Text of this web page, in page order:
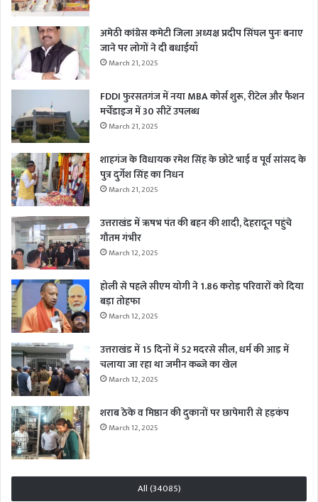
अमेठी कांग्रेस कमेटी जिला अध्यक्ष प्रदीप सिंघल पुनः बनाए
जाने पर लोगों ने दी बधाईयाँ
March 21, 2025
FDDI फुरसतगंज में नया MBA कोर्स शुरू, रीटेल और फैशन
मर्चेंडाइज में 30 सीटें उपलब्ध
March 21, 2025
शाहगंज के विधायक रमेश सिंह के छोटे भाई व पूर्व सांसद के
पुत्र दुर्गेश सिंह का निधन
March 21, 2025
उत्तराखंड में ऋषभ पंत की बहन की शादी, देहरादून पहुंचे
गौतम गंभीर
March 12, 2025
होली से पहले सीएम योगी ने 1.86 करोड़ परिवारों को दिया
बड़ा तोहफा
March 12, 2025
उत्तराखंड में 15 दिनों में 52 मदरसे सील, धर्म की आड़ में
चलाया जा रहा था जमीन कब्जे का खेल
March 12, 2025
शराब ठेके व मिष्ठान की दुकानों पर छापेमारी से हड़कंप
March 12, 2025
All (34085)